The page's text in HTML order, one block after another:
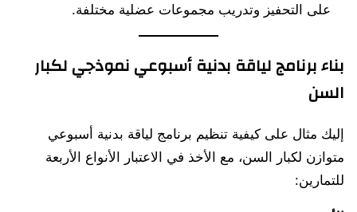
على التحفيز وتدريب مجموعات عضلية مختلفة.
بناء برنامج لياقة بدنية أسبوعي نموذجي لكبار
السن
إليك مثال على كيفية تنظيم برنامج لياقة بدنية أسبوعي
متوازن لكبار السن، مع الأخذ في الاعتبار الأنواع الأربعة
للتمارين: